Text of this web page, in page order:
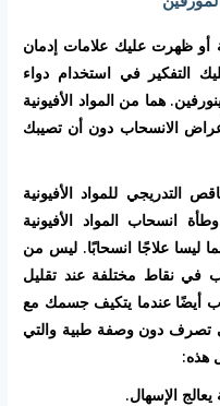
أو ظهرت عليك علامات إدمان
التفكير في استخدام دواء
هما من المواد الأفيونية
الانسحاب دون أن تصيبك
التدريجي للمواد الأفيونية
انسحاب المواد الأفيونية
ليسا علاجًا انسحابًا. ليس من
في نقاط مختلفة عند تقليل
أيضًا عندما يتكيف جسمك مع
تصرف دون وصفة طبية والتي
هذه:
الإسهال.